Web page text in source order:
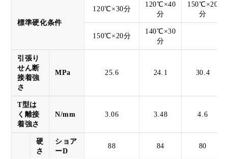
標準硬化条件
120℃×30分
120℃×40
分
150℃×20
分
150℃×20分
140℃×30
分
引張り
せん断
接着強
さ
MPa 25.6 24.1 30.4
T型は
く離接
着強さ
N/mm 3.06 3.48 4.6
硬
さ
ショア
ーD
88 84 80